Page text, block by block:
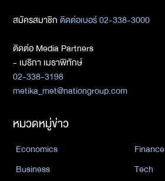
สมัครสมาชิกติดต่อเบอร์ 02-338-3000
ติดต่อ Media Partners
- เมธิกา เมธาพิทักษ์
02-338-3198
metika_met@nationgroup.com
หมวดหมู่ข่าว
Economics
Finance
Business
Tech